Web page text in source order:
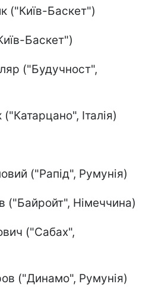
("Київ-Баскет")
Баскет")
("Будучност",
Італія)
("Рапід", Румунія)
("Байройт", Німеччина)
("Сабах",
("Динамо", Румунія)